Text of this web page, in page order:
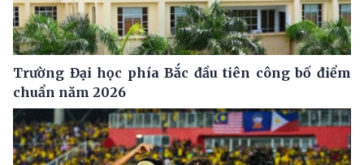
Trường Đại học phía Bắc đầu tiên công bố điểm
chuẩn năm 2026